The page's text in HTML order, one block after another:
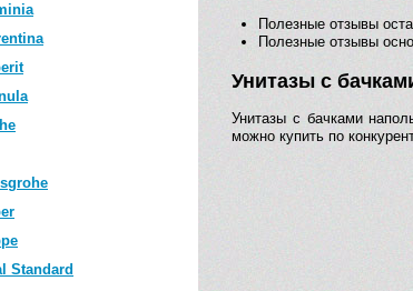
Standard
Полезные отзывы
Полезные отзывы
Унитазы с
Унитазы с бачками
можно купить по